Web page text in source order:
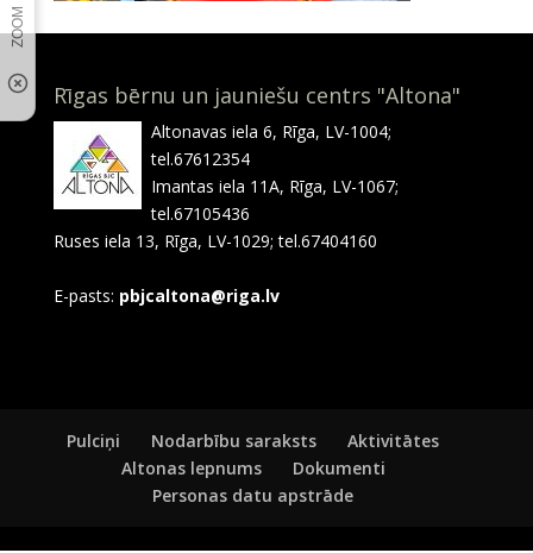
Rīgas bērnu un jauniešu centrs "Altona"
Altonavas iela 6, Rīga, LV-1004;
tel.67612354
Imantas iela 11A, Rīga, LV-1067;
tel.67105436
Ruses iela 13, Rīga, LV-1029; tel.67404160
E-pasts: pbjcaltona@riga.lv
Pulciņi Nodarbību saraksts
Aktivitātes
Altonas lepnums
Dokumenti
Personas datu apstrāde